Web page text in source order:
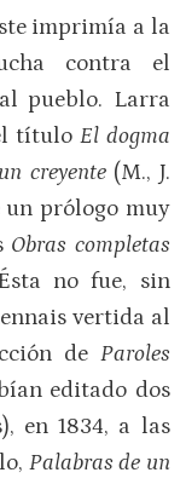
imprimía a la
contra el
pueblo. Larra
título El dogma
creyente (M., J.
un prólogo muy
Obras completas
no fue, sin
vertida al
de Paroles
editado dos
en 1834, a las
Palabras de un